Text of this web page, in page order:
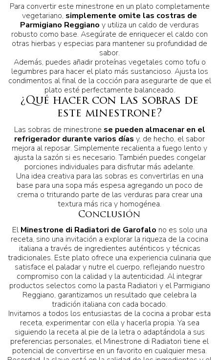
Para convertir este minestrone en un plato completamente
vegetariano, simplemente omite las costras de
Parmigiano Reggiano y utiliza un caldo de verduras
robusto como base. Asegúrate de enriquecer el caldo con
otras hierbas y especias para mantener su profundidad de
sabor.
Además, puedes añadir proteínas vegetales como tofu o
legumbres para hacer el plato más sustancioso. Ajusta los
condimentos al final de la cocción para asegurarte de que el
plato esté perfectamente balanceado.
¿Qué hacer con las sobras de
este minestrone?
Las sobras de minestrone se pueden almacenar en el
refrigerador durante varios días y, de hecho, el sabor
mejora al reposar. Simplemente recalienta a fuego lento y
ajusta la sazón si es necesario. También puedes congelar
porciones individuales para disfrutar más adelante.
Una idea creativa para las sobras es convertirlas en una
base para una sopa más espesa agregando un poco de
crema o triturando parte de las verduras para crear una
textura más rica y homogénea.
Conclusión
El Minestrone di Radiatori de Garofalo no es solo una
receta, sino una invitación a explorar la riqueza de la cocina
italiana a través de ingredientes auténticos y técnicas
tradicionales. Este plato ofrece una experiencia culinaria que
satisface el paladar y nutre el cuerpo, reflejando nuestro
compromiso con la calidad y la autenticidad. Al integrar
productos selectos como la pasta Radiatori y el Parmigiano
Reggiano, garantizamos un resultado que celebra la
tradición italiana con cada bocado.
Invitamos a todos los entusiastas de la cocina a probar esta
receta, experimentar con ella y hacerla propia. Ya sea
siguiendo la receta al pie de la letra o adaptándola a sus
preferencias personales, el Minestrone di Radiatori tiene el
potencial de convertirse en un favorito en cualquier mesa.